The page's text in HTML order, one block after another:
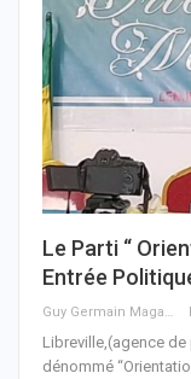
Le Parti “
Entrée
Guy Germain Maganga Nziengui
Libreville,(agence
dénommé